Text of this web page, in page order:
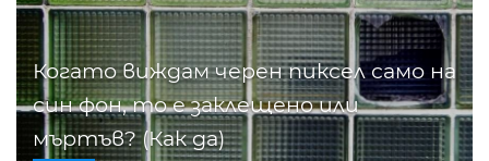
Когато виждам черен пиксел само на
син фон, то е заклещено или
мъртъв? (Как да)